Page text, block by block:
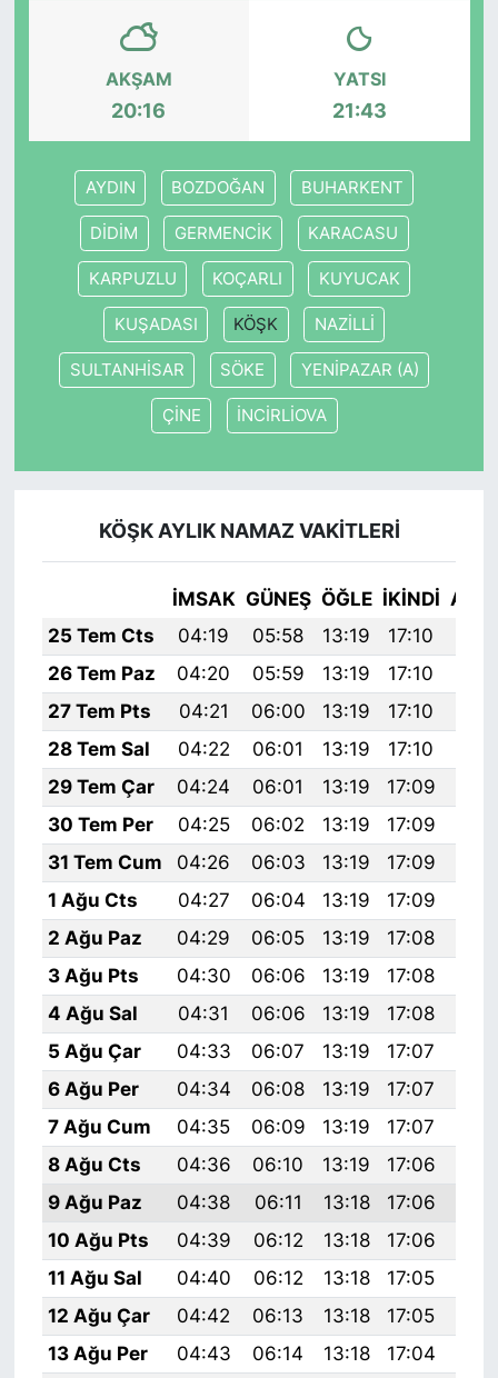
AKŞAM
20:16
YATSI
21:43
AYDIN BOZDOĞAN BUHARKENT
DİDİM GERMENCİK KARACASU
KARPUZLU KOÇARLI KUYUCAK
KUŞADASI KÖŞK NAZİLLİ
SULTANHİSAR SÖKE YENİPAZAR (A)
ÇİNE İNCİRLİOVA
KÖŞK AYLIK NAMAZ VAKITLERI
İMSAK GÜNEŞ ÖĞLE İKINDI
25 Tem Cts
04:19 05:58 13:19 17:10
26 Tem Paz
04:20 05:59 13:19 17:10
27 Tem Pts
04:21 06:00 13:19 17:10
28 Tem Sal
04:22 06:01 13:19 17:10
29 Tem Çar
04:24 06:01 13:19 17:09
30 Tem Per
04:25 06:02 13:19 17:09
31 Tem Cum
04:26 06:03 13:19 17:09
1 Ağu Cts
04:27 06:04 13:19 17:09
2 Ağu Paz
04:29 06:05 13:19 17:08
3 Ağu Pts
04:30 06:06 13:19 17:08
4 Ağu Sal
04:31 06:06 13:19 17:08
5 Ağu Çar
04:33 06:07 13:19 17:07
6 Ağu Per
04:34 06:08 13:19 17:07
7 Ağu Cum
04:35 06:09 13:19 17:07
8 Ağu Cts
04:36 06:10 13:19 17:06
9 Ağu Paz
04:38 06:11 13:18 17:06
10 Ağu Pts
04:39 06:12 13:18 17:06
11 Ağu Sal
04:40 06:12 13:18 17:05
12 Ağu Çar
04:42 06:13 13:18 17:05
13 Ağu Per
04:43 06:14 13:18 17:04
SİYASET
SON DAKİKA HABERİ
SPOR
TEKNOLOJİ
TÜRKİYE VE DÜNYA GÜNDEMİ
VİDEO GALERİ
YAŞAM